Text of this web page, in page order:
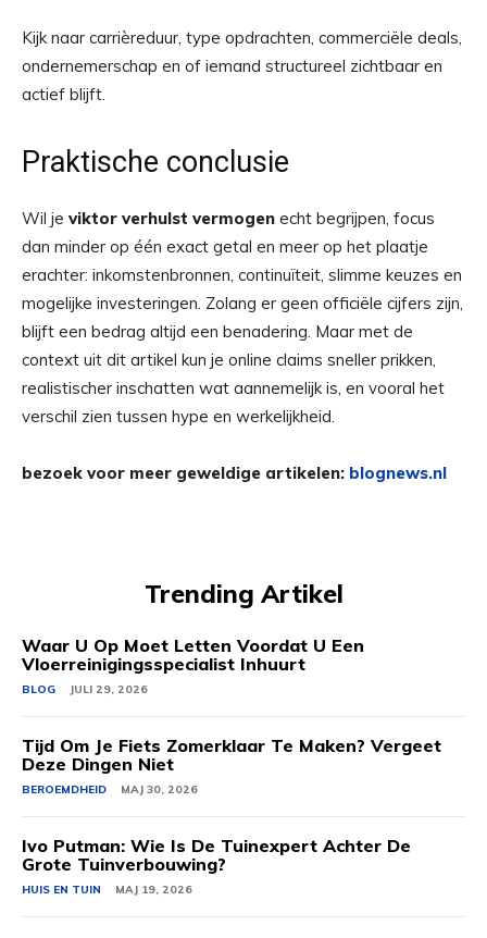
Kijk naar carrièreduur, type opdrachten, commerciële deals,
ondernemerschap en of iemand structureel zichtbaar en
actief blijft.
Praktische conclusie
Wil je viktor verhulst vermogen echt begrijpen, focus
dan minder op één exact getal en meer op het plaatje
erachter: inkomstenbronnen, continuïteit, slimme keuzes en
mogelijke investeringen. Zolang er geen officiële cijfers zijn,
blijft een bedrag altijd een benadering. Maar met de
context uit dit artikel kun je online claims sneller prikken,
realistischer inschatten wat aannemelijk is, en vooral het
verschil zien tussen hype en werkelijkheid.
bezoek voor meer geweldige artikelen: blognews.nl
Trending Artikel
Waar U Op Moet Letten Voordat U Een
Vloerreinigingsspecialist Inhuurt
BLOG JULI 29, 2026
Tijd Om Je Fiets Zomerklaar Te Maken? Vergeet
Deze Dingen Niet
BEROEMDHEID MAJ 30, 2026
Ivo Putman: Wie Is De Tuinexpert Achter De
Grote Tuinverbouwing?
HUIS EN TUIN MAJ 19, 2026